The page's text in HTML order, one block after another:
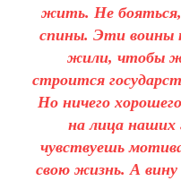
жить. Не
спины. Эти воины
жили, чтобы
строится
Но ничего
на лица наших
чувствуешь
свою жизнь. А